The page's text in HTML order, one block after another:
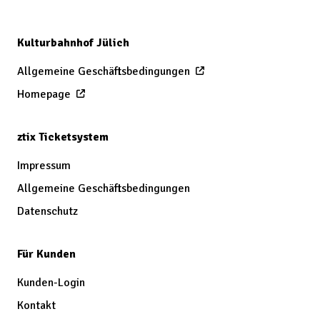
Kulturbahnhof Jülich
Allgemeine Geschäftsbedingungen
Homepage
ztix Ticketsystem
Impressum
Allgemeine Geschäftsbedingungen
Datenschutz
Für Kunden
Kunden-Login
Kontakt